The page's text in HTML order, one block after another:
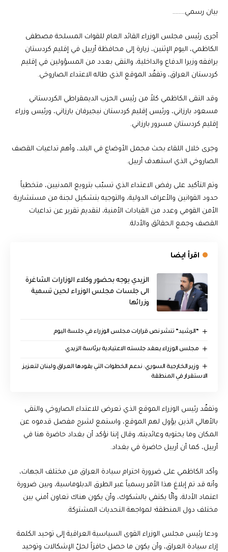
بيان رسمي……..
أجرى رئيس مجلس الوزراء القائد العام للقوات المسلحة مصطفى
الكاظمي، اليوم الإثنين، زيارة إلى محافظة أربيل في إقليم كردستان
يرافقه وزيرا الدفاع والداخلية، والتقى بعدد من المسؤولين في إقليم
كردستان العراق، وتفقّد الموقع الذي طاله الاعتداء الصاروخي.
وقد التقى الكاظمي كلاً من رئيس الحزب الديمقراطي الكردستاني
مسعود بارزاني، ورئيس إقليم كردستان نيجيرفان بارزاني، ورئيس وزراء
إقليم كردستان مسرور بارزاني.
وجرى خلال اللقاء بحث مجمل الأوضاع في البلد، وأهم تداعيات القصف
الصاروخي الذي استهدف أربيل.
وتم التأكيد على رفض الاعتداء الذي تسبّب بترويع المدنيين، متخطياً
حدود القوانين والأعراف الدولية، والتوجيه بتشكيل لجنة من مستشارية
الأمن القومي وعدد من القيادات الأمنية، لتقديم تقرير عن تداعيات
القصف وجمع الحقائق والأدلة.
اقرأ ايضا
الزيدي يوجه بحضور وكلاء الوزارات الشاغرة
الى جلسات مجلس الوزراء لحين تسمية
وزرائها
“الرشيد” تنشر نص قرارات مجلس الوزراء في جلسة اليوم
مجلس الوزراء يعقد جلسته الاعتيادية برئاسة الزيدي
وزير الخارجية السوري: ندعم الخطوات التي يقودها العراق ولبنان لتعزيز
الاستقرار في المنطقة
وتفقّد رئيس الوزراء الموقع الذي تعرض للاعتداء الصاروخي والتقى
بالأهالي الذين يؤول لهم الموقع، واستمع لشرح مفصل قدموه عن
المكان وما يحتويه وعائديته، وقال إننا نؤكد أن بغداد حاضرة هنا في
أربيل، كما أن أربيل حاضرة في بغداد.
وأكد الكاظمي على ضرورة احترام سيادة العراق من مختلف الجهات،
وأنه قد تم إبلاغ هذا الأمر رسمياً عبر الطرق الدبلوماسية، وبين ضرورة
اعتماد الأدلة، وألّا يكتفي بالشكوك، وأن يكون هناك تعاون أمني بين
مختلف دول المنطقة؛ لمواجهة التحديات المشتركة.
ودعا رئيس مجلس الوزراء القوى السياسية العراقية إلى توحيد الكلمة
إزاء سيادة العراق، وأن يكون ما حصل حافزاً لحلّ الإشكالات وتوحيد